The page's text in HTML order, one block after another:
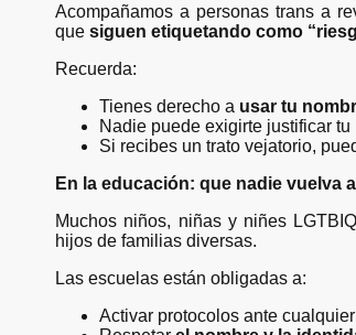
Acompañamos a personas trans a
que siguen etiquetando como
Recuerda:
Tienes derecho a usar tu
Nadie puede exigirte justificar
Si recibes un trato vejatorio,
En la educación: que nadie vuelva
Muchos niños, niñas y niñes
hijos de familias diversas.
Las escuelas están obligadas a:
Activar protocolos ante cualquier